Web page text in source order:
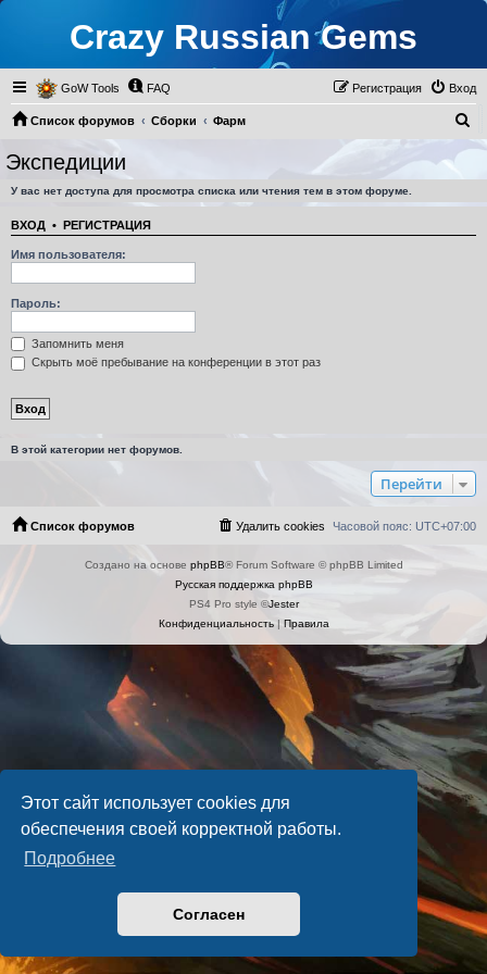
Этот сайт использует cookies для
обеспечения своей корректной работы.
Подробнее
Согласен
Crazy Russian Gems
GoW Tools FAQ Вход
Регистрация
Список форумов Сборки
Фарм
Экспедиции
У вас нет доступа для просмотра списка или чтения тем в этом форуме.
ВХОД • РЕГИСТРАЦИЯ
Имя пользователя:
Пароль:
Запомнить меня
Скрыть моё пребывание на конференции в этот раз
В этой категории нет форумов.
Перейти
Список форумов Часовой пояс: UTC+07:00
Удалить cookies
Создано на основе phpBB® Forum Software © phpBB Limited
Русская поддержка phpBB
PS4 Pro style ©Jester
Конфиденциальность| Правила